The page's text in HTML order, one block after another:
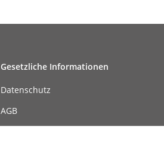
Gesetzliche Informationen
Datenschutz
AGB